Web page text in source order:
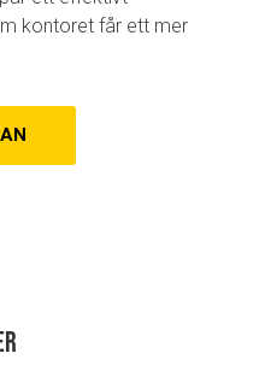
kontoret får ett mer